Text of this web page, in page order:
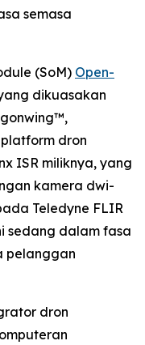
semasa
(SoM) Open-
dikuasakan
dron
ISR miliknya, yang
kamera dwi-
Teledyne FLIR
sedang dalam fasa
pelanggan
dron